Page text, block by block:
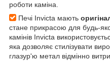
роботи каміна.
Печі Invicta мають
стане прикрасою для будь-
камінів Invicta
яка дозволяє стилізувати
глазур'ю метал відмінно